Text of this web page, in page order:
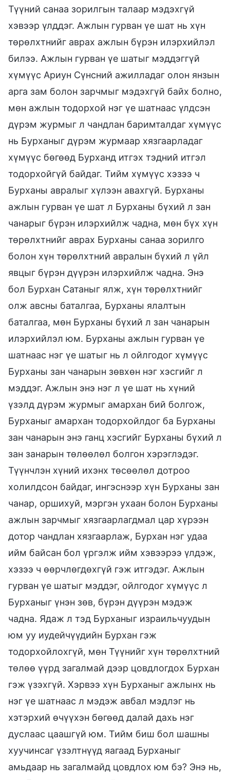
Түүний санаа зорилгын талаар мэдэхгүй
хэвээр үлддэг. Ажлын гурван үе шат нь хүн
төрөлхтнийг аврах ажлын бүрэн илэрхийлэл
билээ. Ажлын гурван үе шатыг мэддэггүй
хүмүүс Ариун Сүнсний ажилладаг олон янзын
арга зам болон зарчмыг мэдэхгүй байх болно,
мөн ажлын тодорхой нэг үе шатнаас үлдсэн
дүрэм журмыг л чандлан баримталдаг хүмүүс
нь Бурханыг дүрэм журмаар хязгаарладаг
хүмүүс бөгөөд Бурханд итгэх тэдний итгэл
тодорхойгүй байдаг. Тийм хүмүүс хэзээ ч
Бурханы авралыг хүлээн авахгүй. Бурханы
ажлын гурван үе шат л Бурханы бүхий л зан
чанарыг бүрэн илэрхийлж чадна, мөн бүх хүн
төрөлхтнийг аврах Бурханы санаа зорилго
болон хүн төрөлхтний авралын бүхий л үйл
явцыг бүрэн дүүрэн илэрхийлж чадна. Энэ
бол Бурхан Сатаныг ялж, хүн төрөлхтнийг
олж авсны баталгаа, Бурханы ялалтын
баталгаа, мөн Бурханы бүхий л зан чанарын
илэрхийлэл юм. Бурханы ажлын гурван үе
шатнаас нэг үе шатыг нь л ойлгодог хүмүүс
Бурханы зан чанарын зөвхөн нэг хэсгийг л
мэддэг. Ажлын энэ нэг л үе шат нь хүний
үзэлд дүрэм журмыг амархан бий болгож,
Бурханыг амархан тодорхойлдог ба Бурханы
зан чанарын энэ ганц хэсгийг Бурханы бүхий л
зан занарын төлөөлөл болгон хэрэглэдэг.
Түүнчлэн хүний ихэнх төсөөлөл дотроо
холилдсон байдаг, ингэснээр хүн Бурханы зан
чанар, оршихуй, мэргэн ухаан болон Бурханы
ажлын зарчмыг хязгаарлагдмал цар хүрээн
дотор чандлан хязгаарлаж, Бурхан нэг удаа
ийм байсан бол үргэлж ийм хэвээрээ үлдэж,
хэзээ ч өөрчлөгдөхгүй гэж итгэдэг. Ажлын
гурван үе шатыг мэддэг, ойлгодог хүмүүс л
Бурханыг үнэн зөв, бүрэн дүүрэн мэдэж
чадна. Ядаж л тэд Бурханыг израильчуудын
юм уу иудейчүүдийн Бурхан гэж
тодорхойлохгүй, мөн Түүнийг хүн төрөлхтний
төлөө үүрд загалмай дээр цовдлогдох Бурхан
гэж үзэхгүй. Хэрвээ хүн Бурханыг ажлынх нь
нэг үе шатнаас л мэдэж авбал мэдлэг нь
хэтэрхий өчүүхэн бөгөөд далай дахь нэг
дуслаас цаашгүй юм. Тийм биш бол шашны
хуучинсаг үзэлтнүүд яагаад Бурханыг
амьдаар нь загалмайд цовдлох юм бэ? Энэ нь,